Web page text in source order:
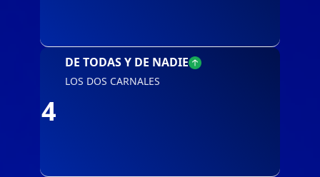
4
DE TODAS Y DE NADIE
LOS DOS CARNALES